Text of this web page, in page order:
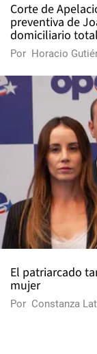
Corte de
preventiva de
domiciliario total
Por Horacio
El patriarcado
mujer
Por Constanza